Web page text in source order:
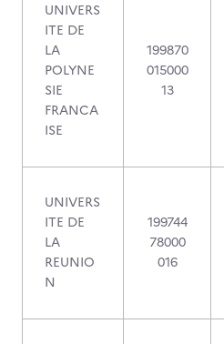
UNIVERS
ITE DE
LA
POLYNE
SIE
FRANCA
ISE
199870
015000
13
UNIVERS
ITE DE
LA
REUNIO
N
199744
78000
016